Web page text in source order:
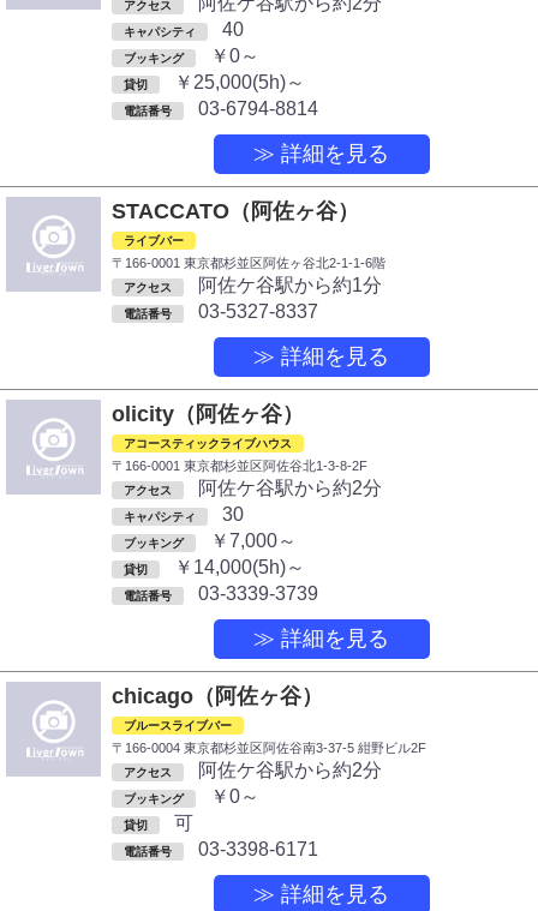
アクセス
キャパシティ 40
ブッキング ￥0～
貸切 ￥25,000(5h)～
電話番号 03-6794-8814
≫ 詳細を見る
STACCATO（阿佐ヶ谷）
ライブバー
〒166-0001 東京都杉並区阿佐ヶ谷北2-1-1-6階
アクセス 阿佐ケ谷駅から約1分
電話番号 03-5327-8337
≫ 詳細を見る
olicity（阿佐ヶ谷）
アコースティックライブハウス
〒166-0001 東京都杉並区阿佐谷北1-3-8-2F
アクセス 阿佐ケ谷駅から約2分
キャパシティ 30
ブッキング ￥7,000～
貸切 ￥14,000(5h)～
電話番号 03-3339-3739
≫ 詳細を見る
chicago（阿佐ヶ谷）
ブルースライブバー
〒166-0004 東京都杉並区阿佐谷南3-37-5 紺野ビル2F
アクセス 阿佐ケ谷駅から約2分
ブッキング ￥0～
貸切 可
電話番号 03-3398-6171
≫ 詳細を見る